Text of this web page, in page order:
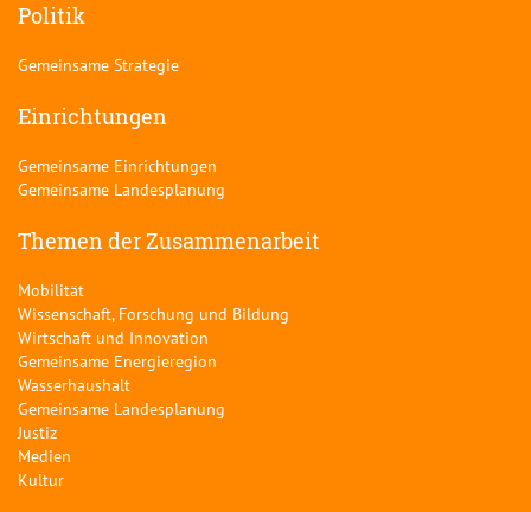
Politik
Gemeinsame Strategie
Einrichtungen
Gemeinsame Einrichtungen
Gemeinsame Landesplanung
Themen der Zusammenarbeit
Mobilität
Wissenschaft, Forschung und Bildung
Wirtschaft und Innovation
Gemeinsame Energieregion
Wasserhaushalt
Gemeinsame Landesplanung
Justiz
Medien
Kultur